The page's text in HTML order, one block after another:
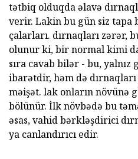
tətbiq olduqda əlavə
verir. Lakin bu gün siz
çalarları. dırnaqları zərər,
olunur ki, bir normal kimi
sıra cavab bilər - bu,
ibarətdir, həm də
məişət. lak onların növünə
bölünür. İlk növbədə bu
əsas, vahid bərkləşdirici
ya canlandırıcı edir.